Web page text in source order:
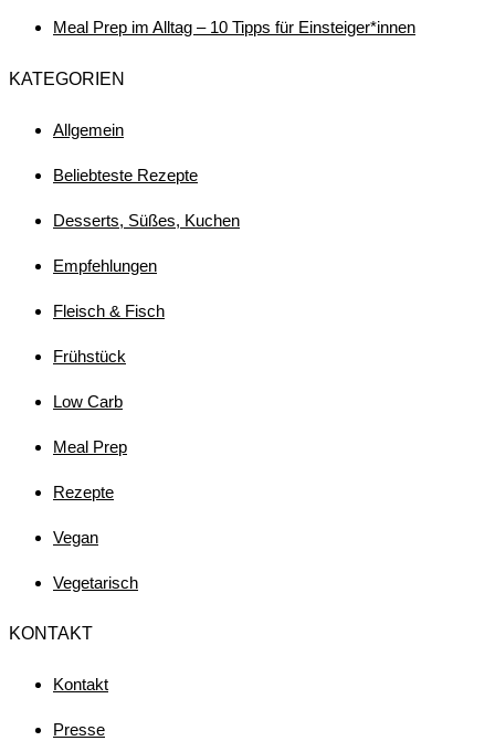
Meal Prep im Alltag – 10 Tipps für Einsteiger*innen
KATEGORIEN
Allgemein
Beliebteste Rezepte
Desserts, Süßes, Kuchen
Empfehlungen
Fleisch & Fisch
Frühstück
Low Carb
Meal Prep
Rezepte
Vegan
Vegetarisch
KONTAKT
Kontakt
Presse